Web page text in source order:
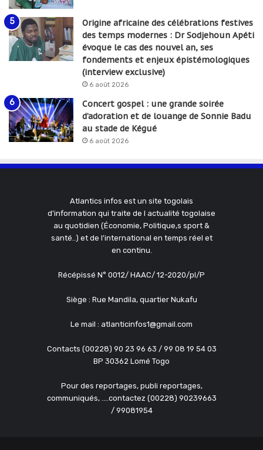
Origine africaine des célébrations festives
des temps modernes : Dr Sodjehoun Apéti
évoque le cas des nouvel an, ses
fondements et enjeux épistémologiques
(interview exclusive)
6 août 2026
Concert gospel : une grande soirée
d’adoration et de louange de Sonnie Badu
au stade de Kégué
6 août 2026
Atlantics infos est un site togolais
d'information qui traite de l actualité togolaise
au quotidien (Économie, Politique,s sport &
santé..) et de l'international en temps réel et
en continu.
Récépissé N° 0012/ HAAC/ 12-2020/pl/P
Siège : Rue Mandila, quartier Nukafu
Le mail : atlanticinfos1@gmail.com
Contacts (00228) 90 23 96 63 / 99 08 19 54 03
BP 30362 Lomé Togo
Pour des reportages, publi reportages,
communiqués, ....contactez (00228) 90239663
/ 99081954